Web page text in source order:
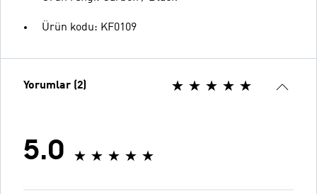
Ürün kodu: KF0109
Yorumlar (2)
5.0